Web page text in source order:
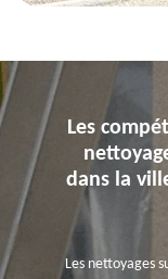
Les
dans la
Les nettoyages